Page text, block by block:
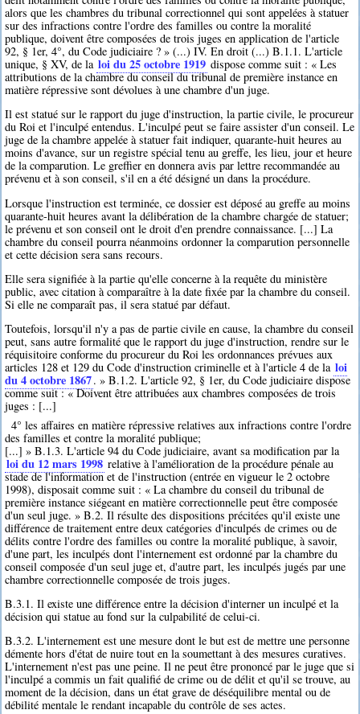
alors que les chambres du tribunal correctionnel qui sont appelées à statuer
sur des infractions contre l'ordre des familles ou contre la moralité
publique, doivent être composées de trois juges en application de l'article
92, § 1er, 4°, du Code judiciaire ? » (...) IV. En droit (...) B.1.1. L'article
unique, § XV, de la loi du 25 octobre 1919 dispose comme suit : « Les
attributions de la chambre du conseil du tribunal de première instance en
matière répressive sont dévolues à une chambre d'un juge.
Il est statué sur le rapport du juge d'instruction, la partie civile, le procureur
du Roi et l'inculpé entendus. L'inculpé peut se faire assister d'un conseil. Le
juge de la chambre appelée à statuer fait indiquer, quarante-huit heures au
moins d'avance, sur un registre spécial tenu au greffe, les lieu, jour et heure
de la comparution. Le greffier en donnera avis par lettre recommandée au
prévenu et à son conseil, s'il en a été désigné un dans la procédure.
Lorsque l'instruction est terminée, ce dossier est déposé au greffe au moins
quarante-huit heures avant la délibération de la chambre chargée de statuer;
le prévenu et son conseil ont le droit d'en prendre connaissance. [...] La
chambre du conseil pourra néanmoins ordonner la comparution personnelle
et cette décision sera sans recours.
Elle sera signifiée à la partie qu'elle concerne à la requête du ministère
public, avec citation à comparaître à la date fixée par la chambre du conseil.
Si elle ne comparaît pas, il sera statué par défaut.
Toutefois, lorsqu'il n'y a pas de partie civile en cause, la chambre du conseil
peut, sans autre formalité que le rapport du juge d'instruction, rendre sur le
réquisitoire conforme du procureur du Roi les ordonnances prévues aux
articles 128 et 129 du Code d'instruction criminelle et à l'article 4 de la loi
du 4 octobre 1867. » B.1.2. L'article 92, § 1er, du Code judiciaire dispose
comme suit : « Doivent être attribuées aux chambres composées de trois
juges : [...]
4° les affaires en matière répressive relatives aux infractions contre l'ordre
des familles et contre la moralité publique;
[...] » B.1.3. L'article 94 du Code judiciaire, avant sa modification par la
loi du 12 mars 1998 relative à l'amélioration de la procédure pénale au
stade de l'information et de l'instruction (entrée en vigueur le 2 octobre
1998), disposait comme suit : « La chambre du conseil du tribunal de
première instance siégeant en matière correctionnelle peut être composée
d'un seul juge. » B.2. Il résulte des dispositions précitées qu'il existe une
différence de traitement entre deux catégories d'inculpés de crimes ou de
délits contre l'ordre des familles ou contre la moralité publique, à savoir,
d'une part, les inculpés dont l'internement est ordonné par la chambre du
conseil composée d'un seul juge et, d'autre part, les inculpés jugés par une
chambre correctionnelle composée de trois juges.
B.3.1. Il existe une différence entre la décision d'interner un inculpé et la
décision qui statue au fond sur la culpabilité de celui-ci.
B.3.2. L'internement est une mesure dont le but est de mettre une personne
démente hors d'état de nuire tout en la soumettant à des mesures curatives.
L'internement n'est pas une peine. Il ne peut être prononcé par le juge que si
l'inculpé a commis un fait qualifié de crime ou de délit et qu'il se trouve, au
moment de la décision, dans un état grave de déséquilibre mental ou de
débilité mentale le rendant incapable du contrôle de ses actes.